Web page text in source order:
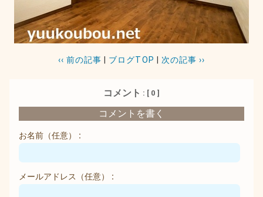
‹‹ 前の記事 ブログTOP 次の記事 ››
コメント : [ 0 ]
コメントを書く
お名前 （任意）
メールアドレス （任意）